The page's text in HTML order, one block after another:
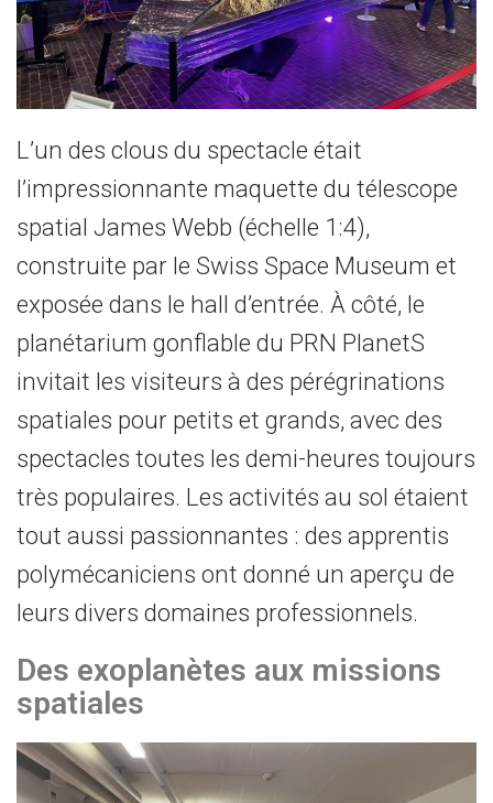
L’un des clous du spectacle était
l’impressionnante maquette du télescope
spatial James Webb (échelle 1:4),
construite par le Swiss Space Museum et
exposée dans le hall d’entrée. À côté, le
planétarium gonflable du PRN PlanetS
invitait les visiteurs à des pérégrinations
spatiales pour petits et grands, avec des
spectacles toutes les demi-heures toujours
très populaires. Les activités au sol étaient
tout aussi passionnantes : des apprentis
polymécaniciens ont donné un aperçu de
leurs divers domaines professionnels.
Des exoplanètes aux missions
spatiales